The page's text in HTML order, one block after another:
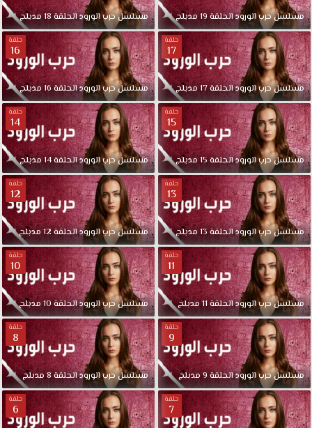
مسلسلحربالورودالحلقة19مدبلج مسلسلحربالورودالحلقة18مدبلج
حلقة
17
مسلسلحربالورودالحلقة17مدبلج
حلقة
16
مسلسلحربالورودالحلقة16مدبلج
حلقة
15
مسلسلحربالورودالحلقة15مدبلج
حلقة
14
مسلسلحربالورودالحلقة14مدبلج
حلقة
13
مسلسلحربالورودالحلقة13مدبلج
حلقة
12
مسلسلحربالورودالحلقة12مدبلج
حلقة
11
مسلسلحربالورودالحلقة11مدبلج
حلقة
10
مسلسلحربالورودالحلقة10مدبلج
حلقة
9
مسلسلحربالورودالحلقة9مدبلج
حلقة
8
مسلسلحربالورودالحلقة8مدبلج
حلقة
7
حلقة
6